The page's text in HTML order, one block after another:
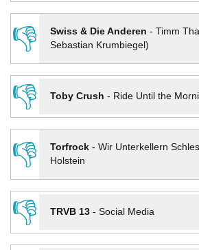
👎
Swiss & Die Anderen - Timm
Sebastian Krumbiegel)
👎
Toby Crush - Ride Until the
👎
Torfrock- Wir Unterkellern
Holstein
👎
TRVB 13- Social Media